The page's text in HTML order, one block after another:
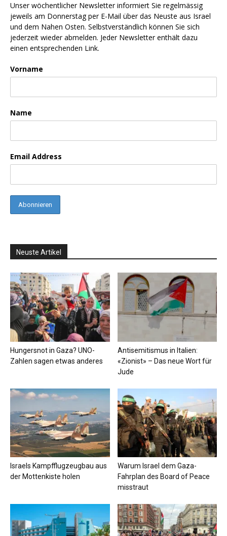
Unser wöchentlicher Newsletter informiert Sie regelmässig
jeweils am Donnerstag per E-Mail über das Neuste aus Israel
und dem Nahen Osten. Selbstverständlich können Sie sich
jederzeit wieder abmelden. Jeder Newsletter enthält dazu
einen entsprechenden Link.
Vorname
Name
Email Address
Neuste Artikel
Hungersnot in Gaza? UNO-
Zahlen sagen etwas anderes
Antisemitismus in Italien:
«Zionist» – Das neue Wort für
Jude
Israels Kampfflugzeugbau aus
der Mottenkiste holen
Warum Israel dem Gaza-
Fahrplan des Board of Peace
misstraut